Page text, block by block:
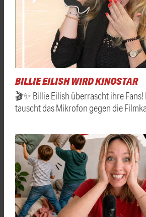
BILLIE EILISH WIRD KINOSTAR
🎬✨ Billie Eilish überrascht ihre Fans!
tauscht das Mikrofon gegen die